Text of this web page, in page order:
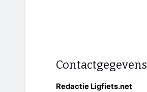
Contactgegevens
Redactie Ligfiets.net